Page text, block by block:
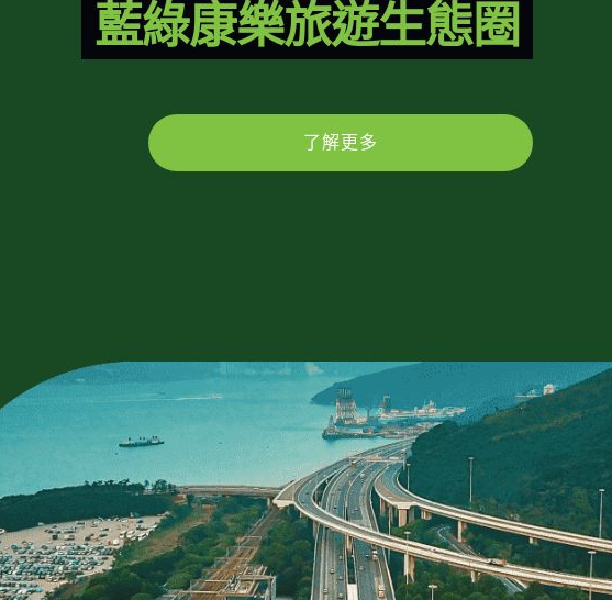
藍綠康樂旅遊生態圈
了解更多